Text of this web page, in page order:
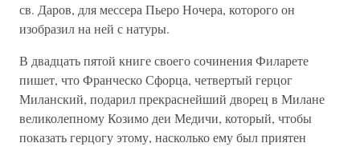
св. Даров, для мессера Пьеро Ночера, которого он
изобразил на ней с натуры.
В двадцать пятой книге своего сочинения Филарете
пишет, что Франческо Сфорца, четвертый герцог
Миланский, подарил прекраснейший дворец в Милане
великолепному Козимо деи Медичи, который, чтобы
показать герцогу этому, насколько ему был приятен